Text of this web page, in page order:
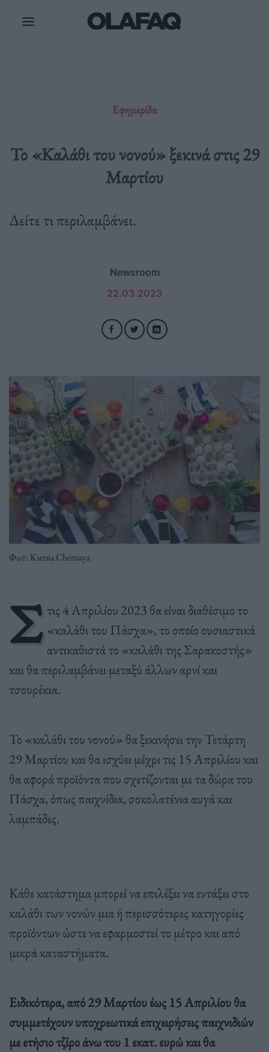
Εφημερίδα
Το «Καλάθι του νονού» ξεκινά στις 29
Μαρτίου
Δείτε τι περιλαμβάνει.
Newsroom
22.03.2023
Φωτ: Ksenia Chernaya
Σ τις 4 Απριλίου 2023 θα είναι διαθέσιμο το
«καλάθι του Πάσχα», το οποίο ουσιαστικά
αντικαθιστά το «καλάθι της Σαρακοστής»
και θα περιλαμβάνει μεταξύ άλλων αρνί και
τσουρέκια.
Το «καλάθι του νονού» θα ξεκινήσει την Τετάρτη
29 Μαρτίου και θα ισχύει μέχρι τις 15 Απριλίου και
θα αφορά προϊόντα που σχετίζονται με τα δώρα του
Πάσχα, όπως παιχνίδια, σοκολατένια αυγά και
λαμπάδες.
Κάθε κατάστημα μπορεί να επιλέξει να εντάξει στο
καλάθι των νονών μια ή περισσότερες κατηγορίες
προϊόντων ώστε να εφαρμοστεί το μέτρο και από
μικρά καταστήματα.
Ειδικότερα, από 29 Μαρτίου έως 15 Απριλίου θα
συμμετέχουν υποχρεωτικά επιχειρήσεις παιχνιδιών
με ετήσιο τζίρο άνω του 1 εκατ. ευρώ και θα